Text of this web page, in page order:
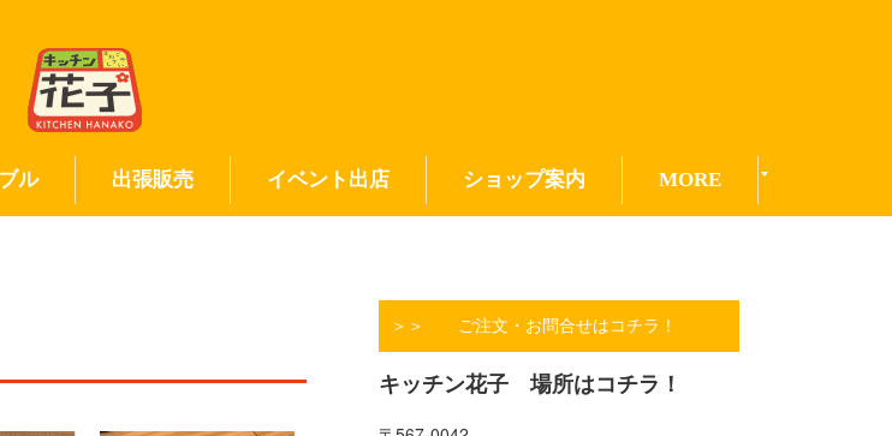
ル 出張販売 イベント出店 ショップ案内 MORE
＞＞ ご注文・お問合せはコチラ！
キッチン花子 場所はコチラ！